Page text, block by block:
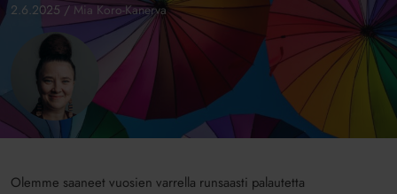
2.6.2025 / Mia Koro-Kanerva
Olemme saaneet vuosien varrella runsaasti palautetta